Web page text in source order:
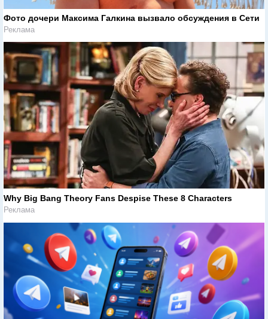
Фото дочери Максима Галкина вызвало обсуждения в Сети
Реклама
Why Big Bang Theory Fans Despise These 8 Characters
Реклама